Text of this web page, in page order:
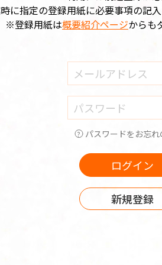
に指定の登録用紙に必要事項の記
※登録用紙は概要紹介ページからも
パスワードをお忘れ
ログイン
新規登録